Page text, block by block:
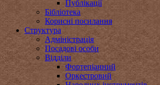
Публікації
Бібліотека
Корисні посилання
Структура
Адміністрація
Посадові особи
Відділи
Фортепіанний
Оркестровий